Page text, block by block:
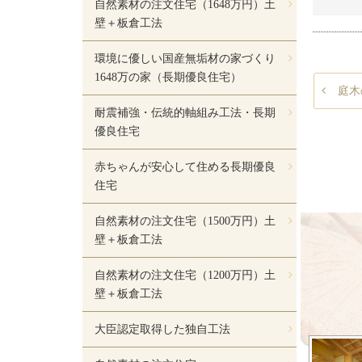
庭
自然素材の注文住宅（1648万円）土
壁＋板倉工法
環境に優しい国産無垢材の家づくり
1648万の家（長期優良住宅）
耐震補強・伝統的軸組み工法・長期
優良住宅
赤ちゃんが安心して住める長期優良
住宅
自然素材の注文住宅（1500万円）土
壁＋板倉工法
自然素材の注文住宅（1200万円）土
壁＋板倉工法
大臣認定取得した独自工法